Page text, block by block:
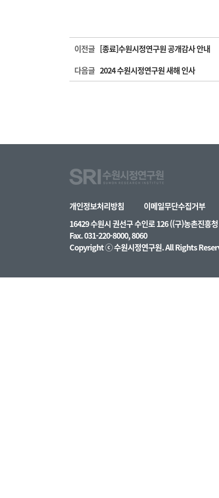
이전글 [종료]수원시정연구원 공개감사 안내
다음글 2024 수원시정연구원 새해 인사
개인정보처리방침
이메일무단수집거부
16429 수원시 권선구 수인로 126 ((구)농촌진흥
Fax. 031-220-8000, 8060
Copyright ⓒ 수원시정연구원. All Rights